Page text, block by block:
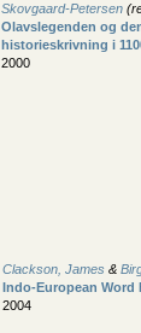
Skovgaard-Petersen
Olavslegenden og
historieskrivning i
2000
Clackson, James &
Indo-European Word
2004